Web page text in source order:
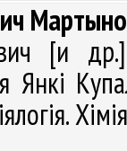
[и др.]
Янкі